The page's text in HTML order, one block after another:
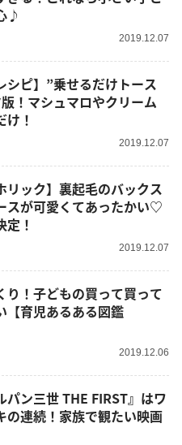
♪
2019.12.07
シピ】”乗せるだけトース
！マシュマロやクリーム
！
2019.12.07
リック】裏起毛のバックス
スが可愛くてあったかい♡
！
2019.12.07
り！子どもの買って買って
【育児あるある図鑑
2019.12.06
パン三世 THE FIRST』はワ
の連続！家族で観たい映画